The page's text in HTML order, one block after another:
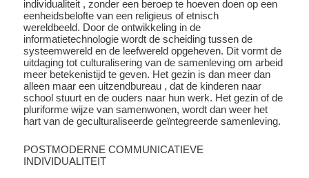
individualiteit , zonder een beroep te hoeven doen op een
eenheidsbelofte van een religieus of etnisch
wereldbeeld. Door de ontwikkeling in de
informatietechnologie wordt de scheiding tussen de
systeemwereld en de leefwereld opgeheven. Dit vormt de
uitdaging tot culturalisering van de samenleving om arbeid
meer betekenistijd te geven. Het gezin is dan meer dan
alleen maar een uitzendbureau , dat de kinderen naar
school stuurt en de ouders naar hun werk. Het gezin of de
pluriforme wijze van samenwonen, wordt dan weer het
hart van de geculturaliseerde geïntegreerde samenleving.
POSTMODERNE COMMUNICATIEVE
INDIVIDUALITEIT